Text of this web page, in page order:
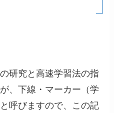
研究と高速学習法の指
、下線・マーカー（学
呼びますので、この記